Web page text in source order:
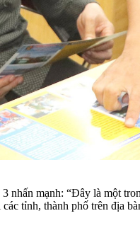
mạnh: “Đây là một
tỉnh, thành phố trên địa